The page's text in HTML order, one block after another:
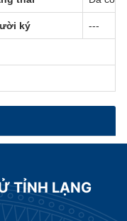
ký ---
TỈNH LẠNG